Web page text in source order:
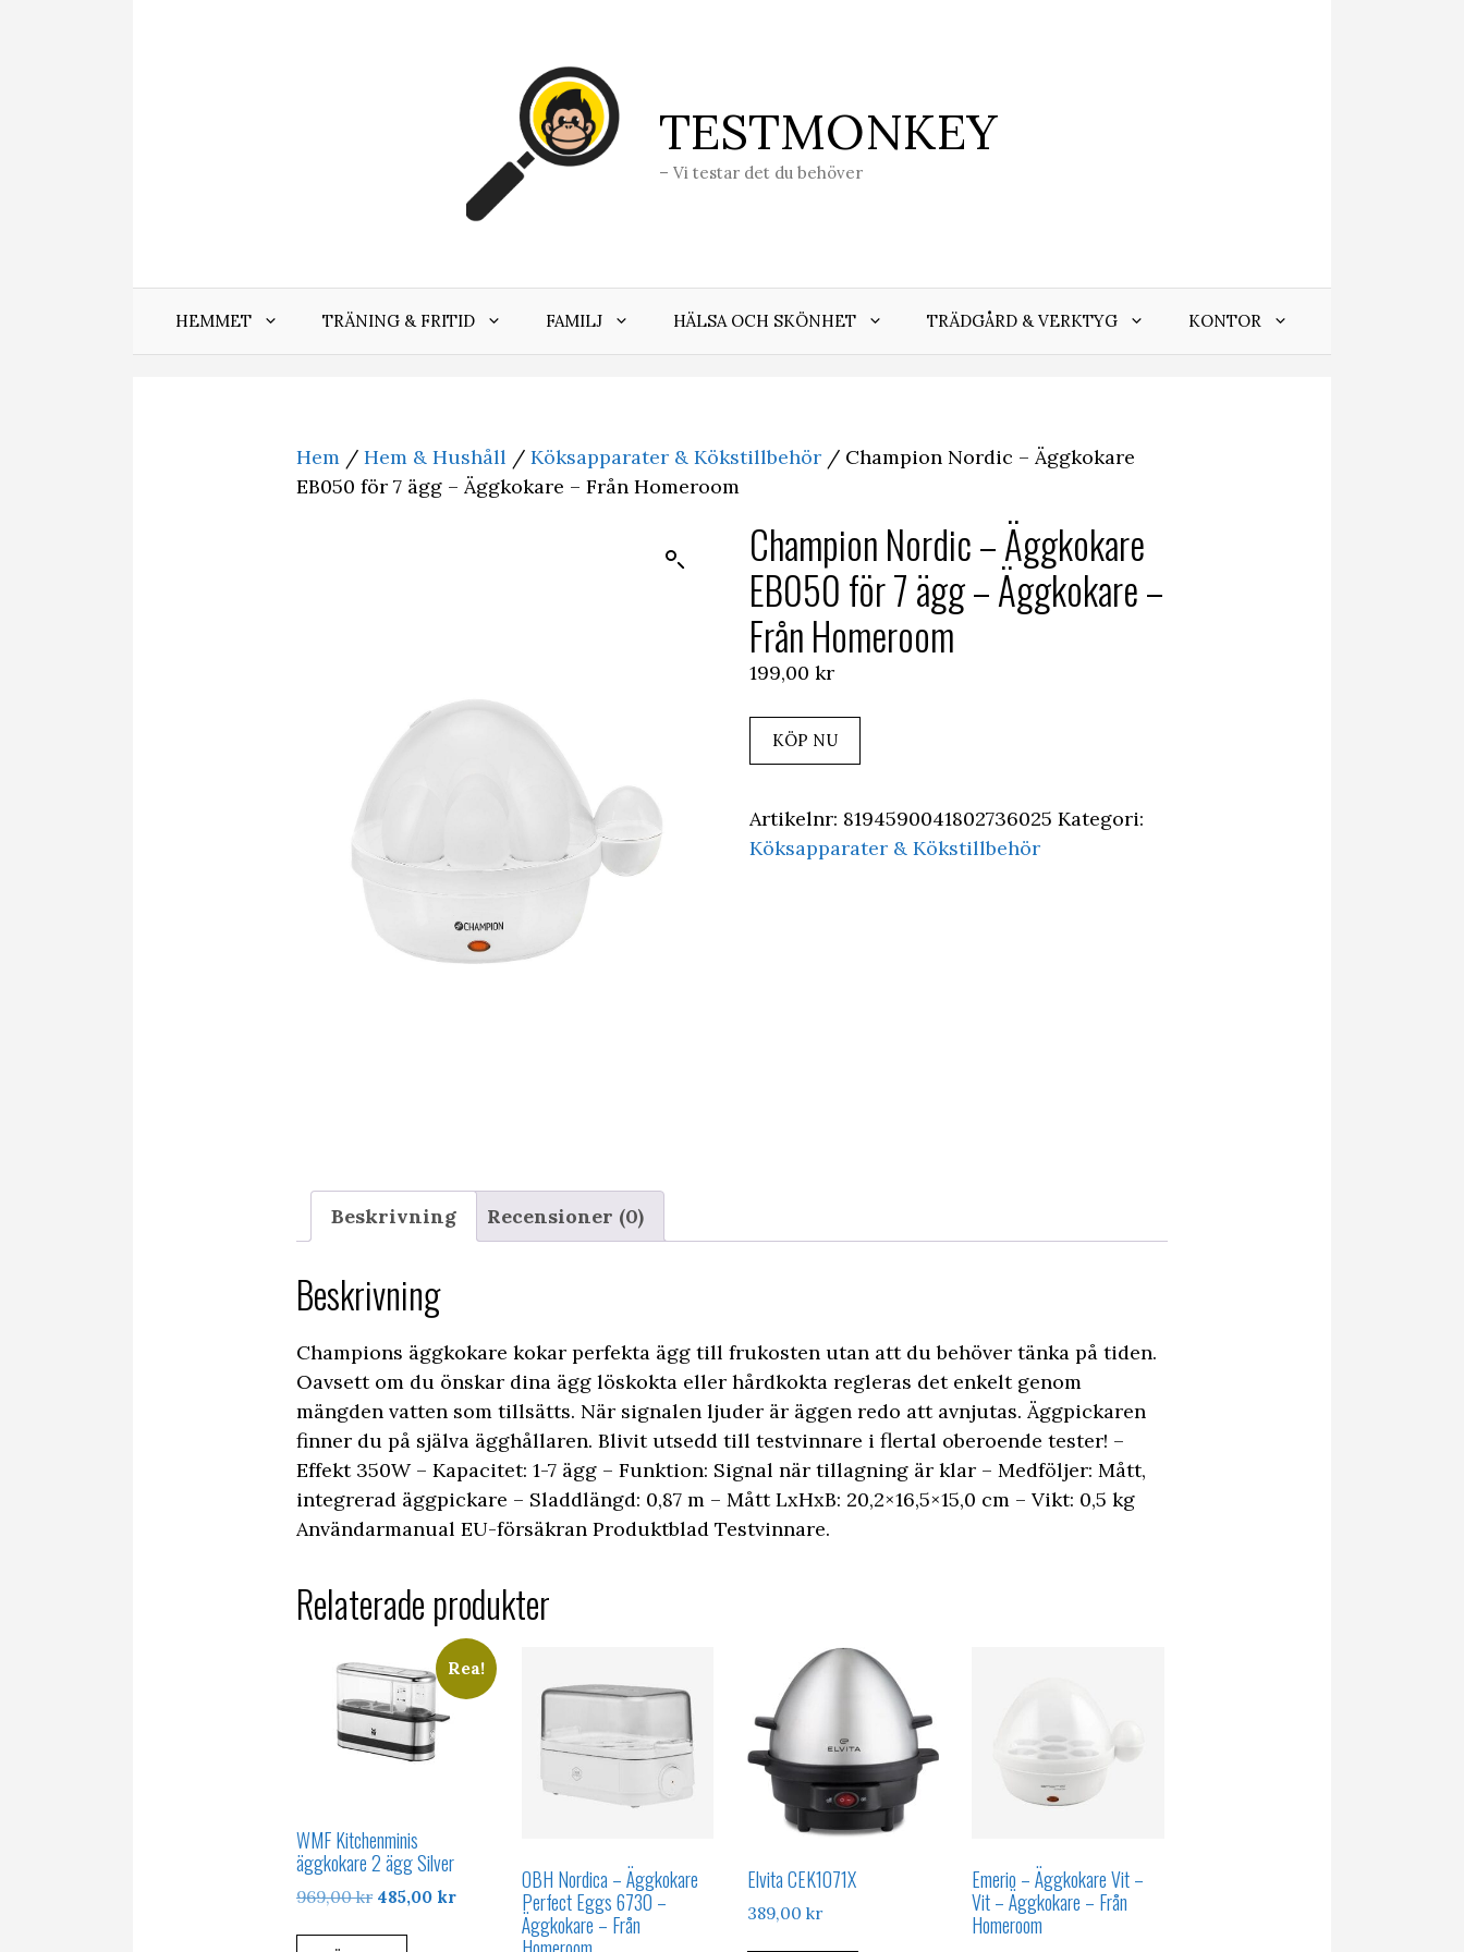
TESTMONKEY
– Vi testar det du behöver
HEMMET TRÄNING & FRITID FAMILJ HÄLSA OCH SKÖNHET TRÄDGÅRD & VERKTYG KONTOR
Hem / Hem & Hushåll / Köksapparater & Kökstillbehör / Champion Nordic – Äggkokare
EB050 för 7 ägg – Äggkokare – Från Homeroom
Champion Nordic – Äggkokare
EB050 för 7 ägg – Äggkokare –
Från Homeroom
199,00 kr
KÖP NU
Artikelnr: 8194590041802736025 Kategori:
Köksapparater & Kökstillbehör
Beskrivning Recensioner (0)
Beskrivning
Champions äggkokare kokar perfekta ägg till frukosten utan att du behöver tänka på tiden.
Oavsett om du önskar dina ägg löskokta eller hårdkokta regleras det enkelt genom
mängden vatten som tillsätts. När signalen ljuder är äggen redo att avnjutas. Äggpickaren
finner du på själva ägghållaren. Blivit utsedd till testvinnare i flertal oberoende tester! –
Effekt 350W – Kapacitet: 1-7 ägg – Funktion: Signal när tillagning är klar – Medföljer: Mått,
integrerad äggpickare – Sladdlängd: 0,87 m – Mått LxHxB: 20,2×16,5×15,0 cm – Vikt: 0,5 kg
Användarmanual EU-försäkran Produktblad Testvinnare.
Relaterade produkter
Rea!
WMF Kitchenminis
äggkokare 2 ägg Silver
969,00kr Det
485,00 krDet
nuvarande
OBH Nordica – Äggkokare
Perfect Eggs 6730 –
Äggkokare – Från
Elvita CEK1071X
389,00 kr
Emerio – Äggkokare Vit –
Vit – Äggkokare – Från
Homeroom